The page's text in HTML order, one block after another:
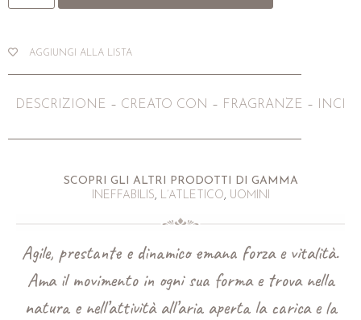
AGGIUNGI ALLA LISTA
DESCRIZIONE – CREATO CON – FRAGRANZE – INCI
SCOPRI GLI ALTRI PRODOTTI DI GAMMA
INEFFABILIS, L’ATLETICO, UOMINI
Agile, prestante e dinamico emana forza e vitalità.
Ama il movimento in ogni sua forma e trova nella
natura e nell’attività all’aria aperta la carica e la